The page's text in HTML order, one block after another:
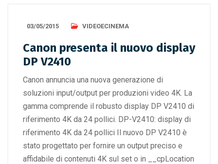
03/05/2015 VIDEOECINEMA
Canon presenta il nuovo display
DP V2410
Canon annuncia una nuova generazione di
soluzioni input/output per produzioni video 4K. La
gamma comprende il robusto display DP V2410 di
riferimento 4K da 24 pollici. DP-V2410: display di
riferimento 4K da 24 pollici Il nuovo DP V2410 è
stato progettato per fornire un output preciso e
affidabile di contenuti 4K sul set o in __cpLocation